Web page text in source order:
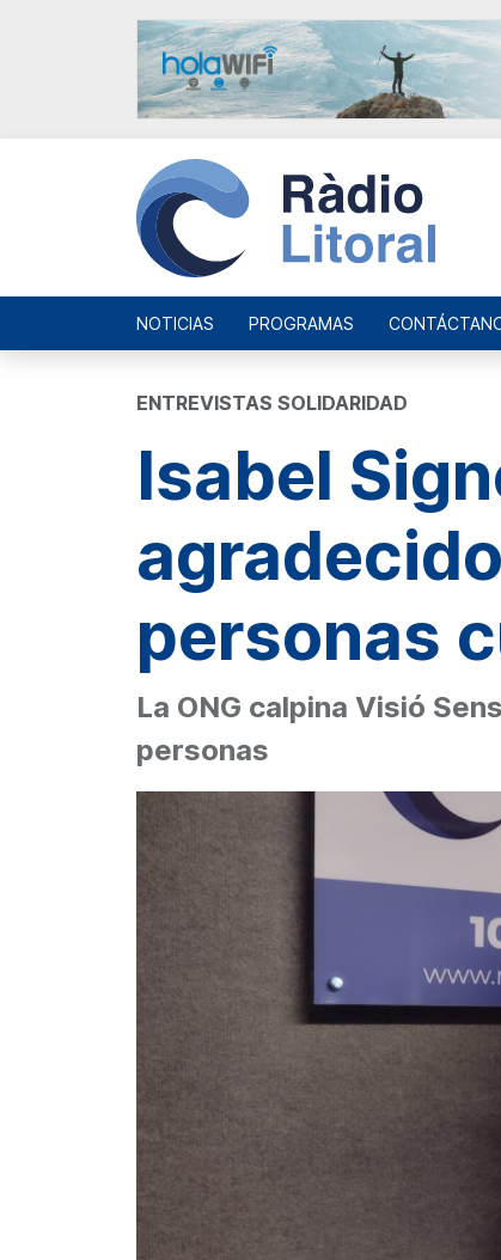
NOTICIAS PROGRAMAS
ENTREVISTAS SOLIDARIDAD
Isabel
personas
La ONG calpina Visió
personas